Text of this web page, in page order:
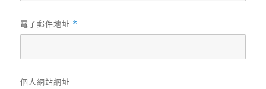
電子郵件地址 *
個人網站網址